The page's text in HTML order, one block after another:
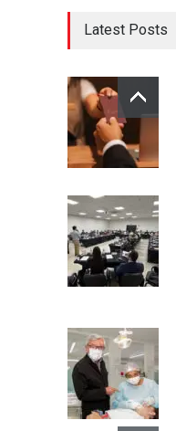
Latest Posts